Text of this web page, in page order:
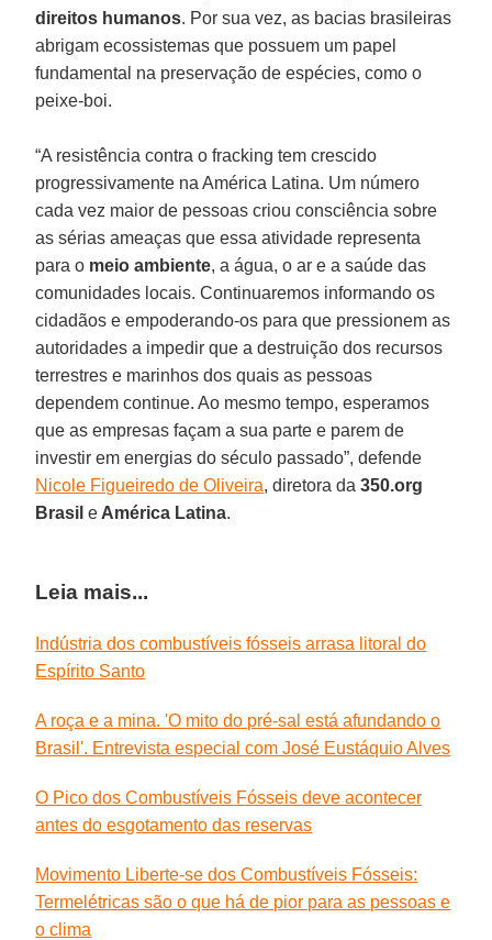
direitos humanos. Por sua vez, as bacias brasileiras
abrigam ecossistemas que possuem um papel
fundamental na preservação de espécies, como o
peixe-boi.
“A resistência contra o fracking tem crescido
progressivamente na América Latina. Um número
cada vez maior de pessoas criou consciência sobre
as sérias ameaças que essa atividade representa
para o meio ambiente, a água, o ar e a saúde das
comunidades locais. Continuaremos informando os
cidadãos e empoderando-os para que pressionem as
autoridades a impedir que a destruição dos recursos
terrestres e marinhos dos quais as pessoas
dependem continue. Ao mesmo tempo, esperamos
que as empresas façam a sua parte e parem de
investir em energias do século passado”, defende
Nicole Figueiredo de Oliveira, diretora da350.org
Brasile América Latina.
Leia mais...
Indústria dos combustíveis fósseis arrasa litoral do
Espírito Santo
A roça e a mina. 'O mito do pré-sal está afundando o
Brasil'. Entrevista especial com José Eustáquio Alves
O Pico dos Combustíveis Fósseis deve acontecer
antes do esgotamento das reservas
Movimento Liberte-se dos Combustíveis Fósseis:
Termelétricas são o que há de pior para as pessoas e
o clima